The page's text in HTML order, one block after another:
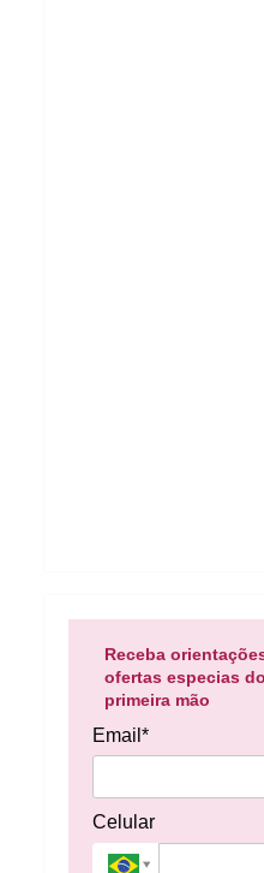
Receba
ofertas especias
primeira mão
Email*
Celular